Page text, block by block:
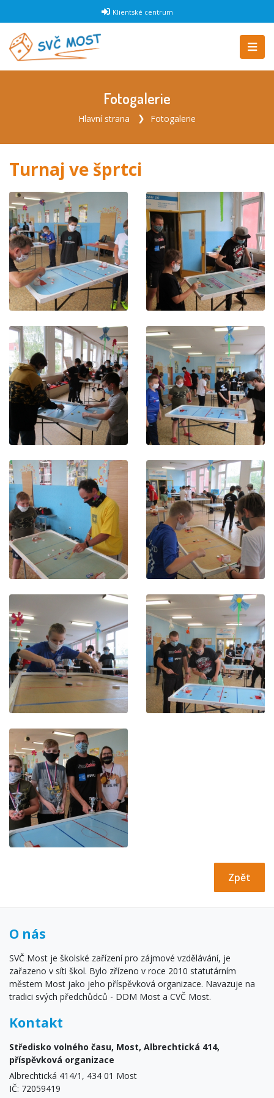
Klientské centrum
Fotogalerie
Hlavní strana Fotogalerie
Turnaj ve šprtci
Zpět
O nás
SVČ Most je školské zařízení pro zájmové vzdělávání, je
zařazeno v síti škol. Bylo zřízeno v roce 2010 statutárním
městem Most jako jeho příspěvková organizace. Navazuje na
tradici svých předchůdců - DDM Most a CVČ Most.
Kontakt
Středisko volného času, Most, Albrechtická 414,
příspěvková organizace
Albrechtická 414/1, 434 01 Most
IČ: 72059419